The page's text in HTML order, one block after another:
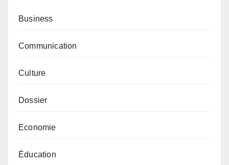
Business
Communication
Culture
Dossier
Economie
Éducation